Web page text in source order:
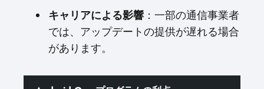
キャリアによる影響 ：一部の通信事業者
では、アップデートの提供が遅れる場合
があります。